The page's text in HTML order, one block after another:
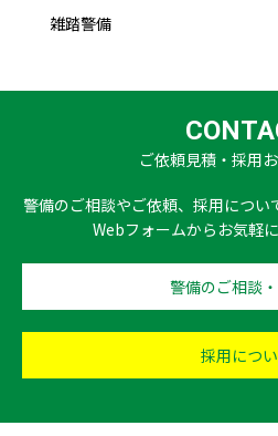
雑踏警備
ご依頼見積・採用
警備のご相談やご依頼、採用につい
Webフォームからお気軽
警備のご相談
採用につ